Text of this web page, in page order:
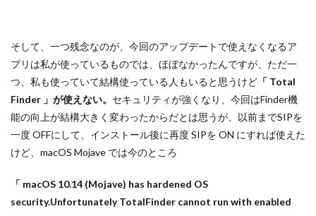
そして、一つ残念なのが、今回のアップデートで使えなくなるア
プリは私が使っているものでは、ほぼなかったんですが、ただ一
つ、私も使っていて結構使っている人もいると思うけど 「 Total
Finder 」が使えない。 セキュリティが強くなり、今回はFinder機
能の向上が結構大きく変わったからだとは思うが、以前までSIPを
一度 OFFにして、インストール後に再度 SIPを ON にすれば使えた
けど、macOS Mojave では今のところ
「 macOS 10.14 (Mojave) has hardened OS
security.Unfortunately TotalFinder cannot run with enabled